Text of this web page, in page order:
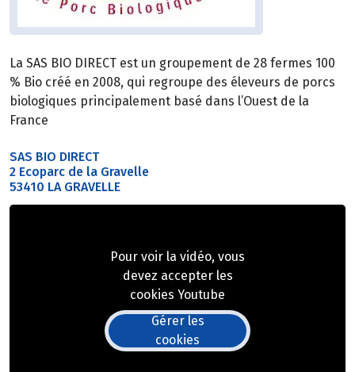
La SAS BIO DIRECT est un groupement de 28 fermes 100
% Bio créé en 2008, qui regroupe des éleveurs de porcs
biologiques principalement basé dans l’Ouest de la
France
SAS BIO DIRECT
2 Ecoparc de la Gravelle
53410 LA GRAVELLE
Pour voir la vidéo, vous
devez accepter les
cookies Youtube
Gérer les
cookies